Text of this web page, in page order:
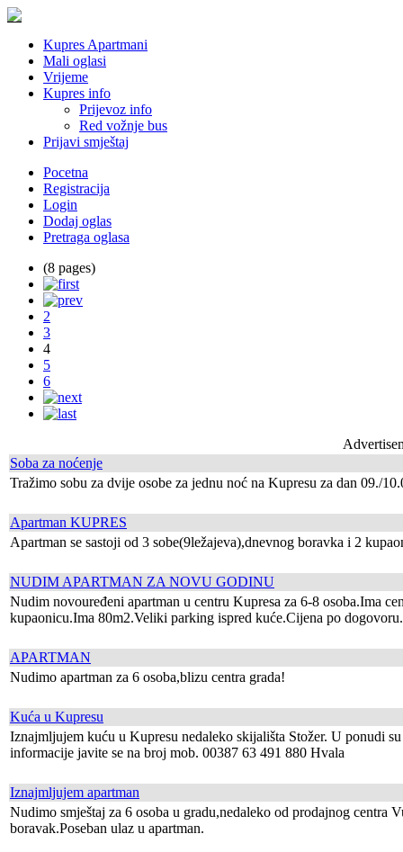
Kupres Apartmani
Mali oglasi
Vrijeme
Kupres info
Prijevoz info
Red vožnje bus
Prijavi smještaj
Pocetna
Registracija
Login
Dodaj oglas
Pretraga oglasa
(8 pages)
2
3
4
5
6
Soba za noćenje
Tražimo sobu za dvije osobe za jednu noć na Kupresu za dan 09./
Apartman KUPRES
Apartman se sastoji od 3 sobe(9ležajeva),dnevnog boravka i 2
NUDIM APARTMAN ZA NOVU GODINU
Nudim novouređeni apartman u centru Kupresa za 6-8 osoba.Ima
kupaonicu.Ima 80m2.Veliki parking ispred kuće.Cijena po dogovoru.
APARTMAN
Nudimo apartman za 6 osoba,blizu centra grada!
Kuća u Kupresu
Iznajmljujem kuću u Kupresu nedaleko skijališta Stožer. U ponudi
informacije javite se na broj mob. 00387 63 491 880 Hvala
Iznajmljujem apartman
Nudimo smještaj za 6 osoba u gradu,nedaleko od prodajnog
boravak.Poseban ulaz u apartman.